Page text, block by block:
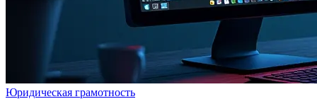
Юридическая грамотность